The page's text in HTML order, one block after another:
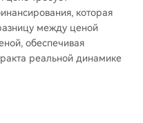
которая
между ценой
обеспечивая
реальной динамике